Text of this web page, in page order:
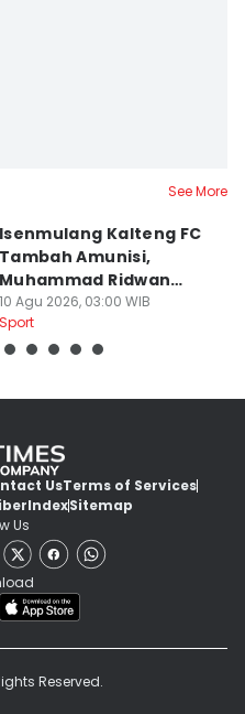
See More
Isenmulang Kalteng FC
Tambah Amunisi,
Muhammad Ridwan
Langsung Merapat
10 Agu 2026, 03:00 WIB
Sport
UsTerms of Services
IndexSitemap
Us
Reserved.